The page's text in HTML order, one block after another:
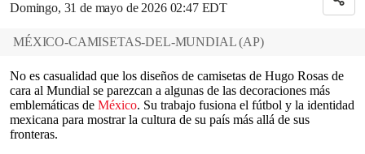
Domingo, 31 de mayo de 2026 02:47 EDT
MÉXICO-CAMISETAS-DEL-MUNDIAL (AP)
No es casualidad que los diseños de camisetas de Hugo Rosas de
cara al Mundial se parezcan a algunas de las decoraciones más
emblemáticas de México. Su trabajo fusiona el fútbol y la identidad
mexicana para mostrar la cultura de su país más allá de sus
fronteras.